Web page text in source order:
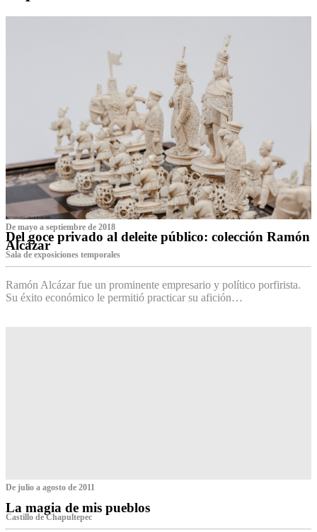
De mayo a septiembre de 2018
Del goce privado al deleite público: colección Ramón
Alcázar
Sala de exposiciones temporales
Ramón Alcázar fue un prominente empresario y político porfirista.
Su éxito económico le permitió practicar su afición…
De julio a agosto de 2011
La magia de mis pueblos
Castillo de Chapultepec